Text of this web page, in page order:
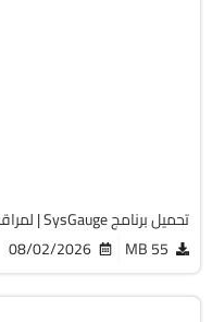
تحميل برنامج SysGauge | لمراقبة وتحليل أداء جهازك
55 MB
08/02/2026